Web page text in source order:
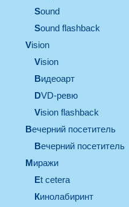
sound
Sound flashback
vision
vision
видеоарт
DVD-ревю
Vision flashback
вечерний посетитель
вечерний посетитель
миражи
et cetera
кинолабиринт